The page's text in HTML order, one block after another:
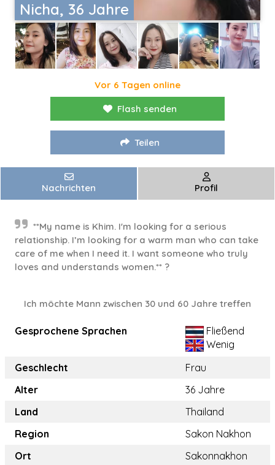
Nicha, 36 Jahre
Vor 6 Tagen online
Flash senden
Teilen
Nachrichten Profil
**My name is Khim. I'm looking for a serious
relationship. I’m looking for a warm man who can take
care of me when I need it. I want someone who truly
loves and understands women.** ?
Ich möchte Mann zwischen 30 und 60 Jahre treffen
Gesprochene Sprachen
Fließend
Wenig
Geschlecht
Frau
Alter
36 Jahre
Land
Thailand
Region
Sakon Nakhon
Ort
Sakonnakhon